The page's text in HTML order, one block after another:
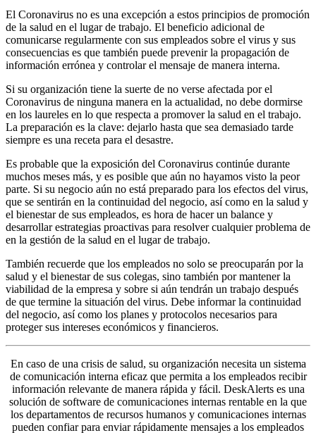
El Coronavirus no es una excepción a estos principios de promoción
de la salud en el lugar de trabajo. El beneficio adicional de
comunicarse regularmente con sus empleados sobre el virus y sus
consecuencias es que también puede prevenir la propagación de
información errónea y controlar el mensaje de manera interna.
Si su organización tiene la suerte de no verse afectada por el
Coronavirus de ninguna manera en la actualidad, no debe dormirse
en los laureles en lo que respecta a promover la salud en el trabajo.
La preparación es la clave: dejarlo hasta que sea demasiado tarde
siempre es una receta para el desastre.
Es probable que la exposición del Coronavirus continúe durante
muchos meses más, y es posible que aún no hayamos visto la peor
parte. Si su negocio aún no está preparado para los efectos del virus,
que se sentirán en la continuidad del negocio, así como en la salud y
el bienestar de sus empleados, es hora de hacer un balance y
desarrollar estrategias proactivas para resolver cualquier problema de
en la gestión de la salud en el lugar de trabajo.
También recuerde que los empleados no solo se preocuparán por la
salud y el bienestar de sus colegas, sino también por mantener la
viabilidad de la empresa y sobre si aún tendrán un trabajo después
de que termine la situación del virus. Debe informar la continuidad
del negocio, así como los planes y protocolos necesarios para
proteger sus intereses económicos y financieros.
En caso de una crisis de salud, su organización necesita un sistema
de comunicación interna eficaz que permita a los empleados recibir
información relevante de manera rápida y fácil. DeskAlerts es una
solución de software de comunicaciones internas rentable en la que
los departamentos de recursos humanos y comunicaciones internas
pueden confiar para enviar rápidamente mensajes a los empleados